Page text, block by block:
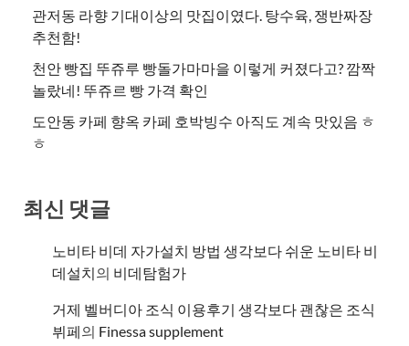
관저동 라향 기대이상의 맛집이였다. 탕수육, 쟁반짜장
추천함!
천안 빵집 뚜쥬루 빵돌가마마을 이렇게 커졌다고? 깜짝
놀랐네! 뚜쥬르 빵 가격 확인
도안동 카페 향옥 카페 호박빙수 아직도 계속 맛있음 ㅎ
ㅎ
최신 댓글
노비타 비데 자가설치 방법 생각보다 쉬운 노비타 비
데설치의 비데탐험가
거제 벨버디아 조식 이용후기 생각보다 괜찮은 조식
뷔페의 ​Finessa supplement